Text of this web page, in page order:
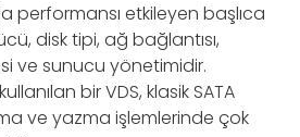
performansı etkileyen başlıca
disk tipi, ağ bağlantısı,
ve sunucu yönetimidir.
bir VDS, klasik SATA
ve yazma işlemlerinde çok